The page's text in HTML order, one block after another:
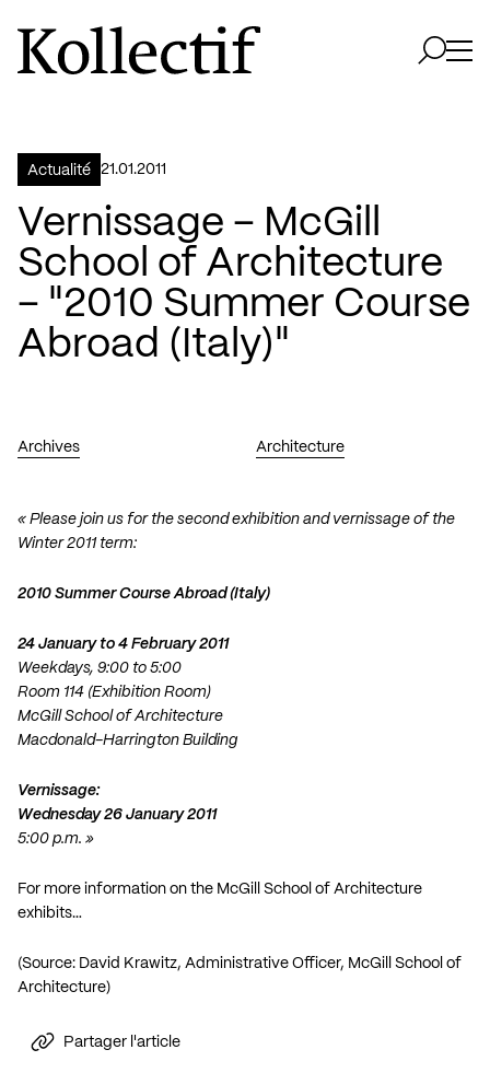
Aller à la page d'accueil
Logo Kollectif
Actualité 21.01.2011
Vernissage – McGill
School of Architecture
– "2010 Summer Course
Abroad (Italy)"
Archives Architecture
« Please join us for the second exhibition and vernissage of the
Winter 2011 term:
2010 Summer Course Abroad (Italy)
24 January to 4 February 2011
Weekdays, 9:00 to 5:00
Room 114 (Exhibition Room)
McGill School of Architecture
Macdonald-Harrington Building
Vernissage:
Wednesday 26 January 2011
5:00 p.m. »
For more information on the McGill School of Architecture
exhibits…
(Source: David Krawitz, Administrative Officer, McGill School of
Architecture)
Partager l'article